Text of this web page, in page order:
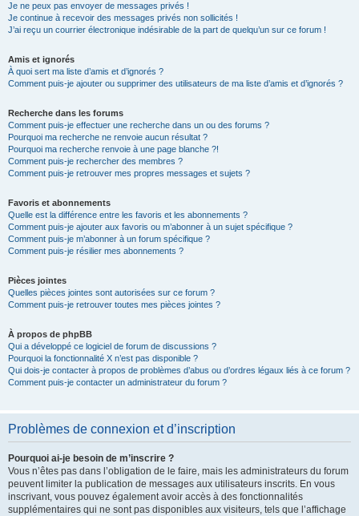
Je ne peux pas envoyer de messages privés !
Je continue à recevoir des messages privés non sollicités !
J’ai reçu un courrier électronique indésirable de la part de quelqu’un sur ce forum !
Amis et ignorés
À quoi sert ma liste d’amis et d’ignorés ?
Comment puis-je ajouter ou supprimer des utilisateurs de ma liste d’amis et d’ignorés ?
Recherche dans les forums
Comment puis-je effectuer une recherche dans un ou des forums ?
Pourquoi ma recherche ne renvoie aucun résultat ?
Pourquoi ma recherche renvoie à une page blanche ?!
Comment puis-je rechercher des membres ?
Comment puis-je retrouver mes propres messages et sujets ?
Favoris et abonnements
Quelle est la différence entre les favoris et les abonnements ?
Comment puis-je ajouter aux favoris ou m’abonner à un sujet spécifique ?
Comment puis-je m’abonner à un forum spécifique ?
Comment puis-je résilier mes abonnements ?
Pièces jointes
Quelles pièces jointes sont autorisées sur ce forum ?
Comment puis-je retrouver toutes mes pièces jointes ?
À propos de phpBB
Qui a développé ce logiciel de forum de discussions ?
Pourquoi la fonctionnalité X n’est pas disponible ?
Qui dois-je contacter à propos de problèmes d’abus ou d’ordres légaux liés à ce forum ?
Comment puis-je contacter un administrateur du forum ?
Problèmes de connexion et d’inscription
Pourquoi ai-je besoin de m’inscrire ?
Vous n’êtes pas dans l’obligation de le faire, mais les administrateurs du forum
peuvent limiter la publication de messages aux utilisateurs inscrits. En vous
inscrivant, vous pouvez également avoir accès à des fonctionnalités
supplémentaires qui ne sont pas disponibles aux visiteurs, tels que l’affichage